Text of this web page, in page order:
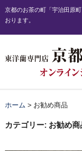
京都のお茶の町「宇治田原
おります。
ホーム
お知らせ
ホーム > お勧め商品
カテゴリー: お勧め商